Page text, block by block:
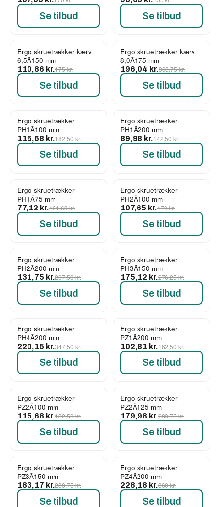
Se tilbud Se tilbud
-37%
Ergo skruetrækker kærv
6,5Ã150 mm
110,86 kr.175 kr.
Se tilbud
-37%
Ergo skruetrækker kærv
8,0Ã175 mm
196,04 kr.308,75 kr.
Se tilbud
-37%
Ergo skruetrækker
PH1Ã100 mm
115,68 kr.182,50 kr.
Se tilbud
-37%
Ergo skruetrækker
PH1Ã200 mm
89,98 kr.142,50 kr.
Se tilbud
-37%
Ergo skruetrækker
PH1Ã75 mm
77,12 kr.121,63 kr.
Se tilbud
-37%
Ergo skruetrækker
PH2Ã100 mm
107,65 kr.170 kr.
Se tilbud
-37%
Ergo skruetrækker
PH2Ã200 mm
131,75 kr.207,50 kr.
Se tilbud
-37%
Ergo skruetrækker
PH3Ã150 mm
175,12 kr.276,25 kr.
Se tilbud
-37%
Ergo skruetrækker
PH4Ã200 mm
220,15 kr.347,50 kr.
Se tilbud
-37%
Ergo skruetrækker
PZ1Ã200 mm
102,81 kr.162,50 kr.
Se tilbud
-37%
Ergo skruetrækker
PZ2Ã100 mm
115,68 kr.182,50 kr.
Se tilbud
-37%
Ergo skruetrækker
PZ2Ã125 mm
179,98 kr.283,75 kr.
Se tilbud
-37%
Ergo skruetrækker
PZ3Ã150 mm
183,17 kr.288,75 kr.
Se tilbud
-37%
Ergo skruetrækker
PZ4Ã200 mm
228,18 kr.360 kr.
Se tilbud